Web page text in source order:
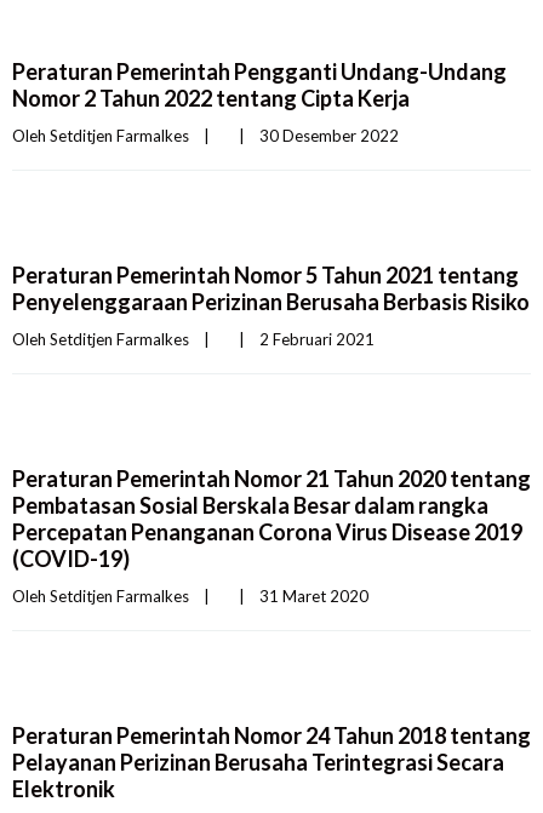
Peraturan Pemerintah Pengganti Undang-Undang
Nomor 2 Tahun 2022 tentang Cipta Kerja
Oleh Setditjen Farmalkes 30 Desember 2022
Peraturan Pemerintah Nomor 5 Tahun 2021 tentang
Penyelenggaraan Perizinan Berusaha Berbasis Risiko
Oleh Setditjen Farmalkes 2 Februari 2021
Peraturan Pemerintah Nomor 21 Tahun 2020 tentang
Pembatasan Sosial Berskala Besar dalam rangka
Percepatan Penanganan Corona Virus Disease 2019
(COVID-19)
Oleh Setditjen Farmalkes 31 Maret 2020
Peraturan Pemerintah Nomor 24 Tahun 2018 tentang
Pelayanan Perizinan Berusaha Terintegrasi Secara
Elektronik